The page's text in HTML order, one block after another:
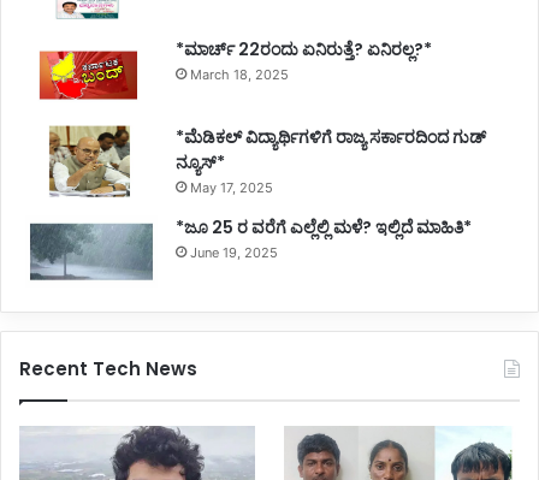
*ಮಾರ್ಚ್ 22ರಂದು ಏನಿರುತ್ತೆ? ಏನಿರಲ್ಲ?*
March 18, 2025
*ಮೆಡಿಕಲ್ ವಿದ್ಯಾರ್ಥಿಗಳಿಗೆ ರಾಜ್ಯ ಸರ್ಕಾರದಿಂದ ಗುಡ್
ನ್ಯೂಸ್*
May 17, 2025
*ಜೂ 25 ರ ವರೆಗೆ ಎಲ್ಲೆಲ್ಲಿ ಮಳೆ? ಇಲ್ಲಿದೆ ಮಾಹಿತಿ*
June 19, 2025
Recent Tech News